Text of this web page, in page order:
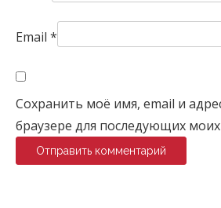
Email *
Сохранить моё имя, email и
браузере для последующих